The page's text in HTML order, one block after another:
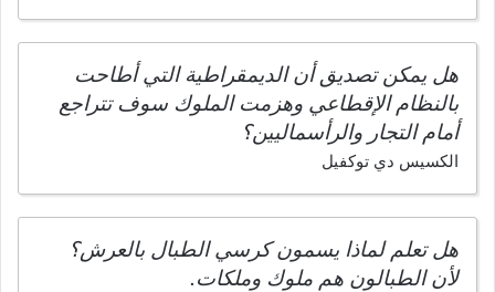
هل يمكن تصديق أن الديمقراطية التي أطاحت
بالنظام الإقطاعي وهزمت الملوك سوف تتراجع
أمام التجار والرأسماليين؟
الكسيس دي توكفيل
هل تعلم لماذا يسمون كرسي الطبال بالعرش؟
لأن الطبالون هم ملوك وملكات.